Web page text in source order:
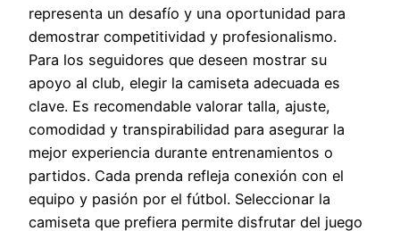
representa un desafío y una oportunidad para
demostrar competitividad y profesionalismo.
Para los seguidores que deseen mostrar su
apoyo al club, elegir la camiseta adecuada es
clave. Es recomendable valorar talla, ajuste,
comodidad y transpirabilidad para asegurar la
mejor experiencia durante entrenamientos o
partidos. Cada prenda refleja conexión con el
equipo y pasión por el fútbol. Seleccionar la
camiseta que prefiera permite disfrutar del juego